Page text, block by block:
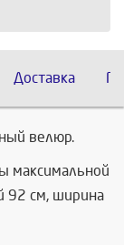
Доставка
велюр.
максимальной
92 см, ширина